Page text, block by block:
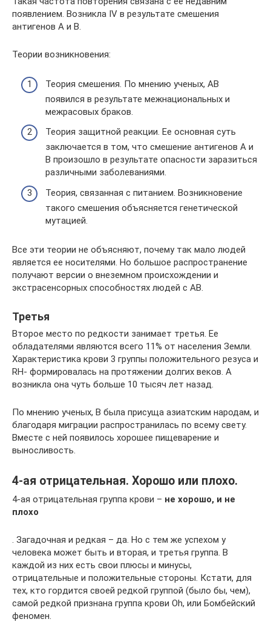
появлением. Возникла IV в результате смешения
антигенов А и В.
Теории возникновения:
Теория смешения. По мнению ученых, АВ
появился в результате межнациональных и
межрасовых браков.
Теория защитной реакции. Ее основная суть
заключается в том, что смешение антигенов А и
В произошло в результате опасности заразиться
различными заболеваниями.
Теория, связанная с питанием. Возникновение
такого смешения объясняется генетической
мутацией.
Все эти теории не объясняют, почему так мало людей
является ее носителями. Но большое распространение
получают версии о внеземном происхождении и
экстрасенсорных способностях людей с АВ.
Третья
Второе место по редкости занимает третья. Ее
обладателями являются всего 11% от населения Земли.
Характеристика крови 3 группы положительного резуса и
RH- формировалась на протяжении долгих веков. А
возникла она чуть больше 10 тысяч лет назад.
По мнению ученых, В была присуща азиатским народам, и
благодаря миграции распространилась по всему свету.
Вместе с ней появилось хорошее пищеварение и
выносливость.
4-ая отрицательная. Хорошо или плохо.
4-ая отрицательная группа крови – не хорошо, и не
плохо
. Загадочная и редкая – да. Но с тем же успехом у
человека может быть и вторая, и третья группа. В
каждой из них есть свои плюсы и минусы,
отрицательные и положительные стороны. Кстати, для
тех, кто гордится своей редкой группой (было бы, чем),
самой редкой признана группа крови Oh, или Бомбейский
феномен.